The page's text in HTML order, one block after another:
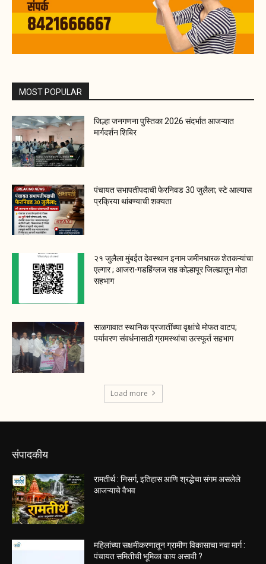
MOST POPULAR
जिल्हा जनगणना पुस्तिका 2026 संदर्भात आजऱ्यात
मार्गदर्शन शिबिर
पंचायत सभापतीपदाची फेरनिवड 30 जुलैला; स्टे आल्यास
प्रक्रिया थांबण्याची शक्यता
२१ जुलैला मुंबईत देवस्थान इनाम जमीनधारक शेतकऱ्यांचा
एल्गार ; आजरा-गडहिंग्लज सह कोल्हापूर जिल्ह्यातून मोठा
सहभाग
साळगावात स्थानिक प्रजातींच्या वृक्षांचे मोफत वाटप;
पर्यावरण संवर्धनासाठी ग्रामस्थांचा उत्स्फूर्त सहभाग
Load more
संपादकीय
रामतीर्थ : निसर्ग, इतिहास आणि श्रद्धेचा संगम असलेले
आजऱ्याचे वैभव
महिलांच्या सक्षमीकरणातून ग्रामीण विकासाचा नवा मार्ग :
पंचायत समितीची भूमिका काय असावी ?